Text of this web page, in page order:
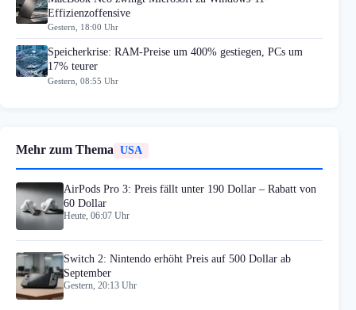
Effizienzoffensive
Gestern, 18:00 Uhr
Speicherkrise: RAM-Preise um 400% gestiegen, PCs um
17% teurer
Gestern, 08:55 Uhr
Mehr zum Thema USA
AirPods Pro 3: Preis fällt unter 190 Dollar – Rabatt von
60 Dollar
Heute, 06:07 Uhr
Switch 2: Nintendo erhöht Preis auf 500 Dollar ab
September
Gestern, 20:13 Uhr